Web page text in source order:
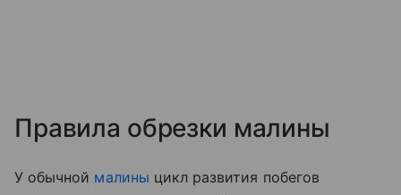
Правила обрезки малины
У обычной малины цикл развития побегов